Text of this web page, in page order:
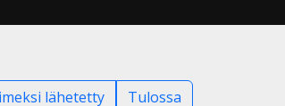
lähetetty Tulossa